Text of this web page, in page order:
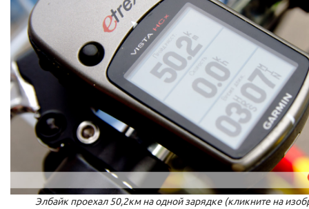
Элбайк проехал 50,2км на одной зарядке (кликните на